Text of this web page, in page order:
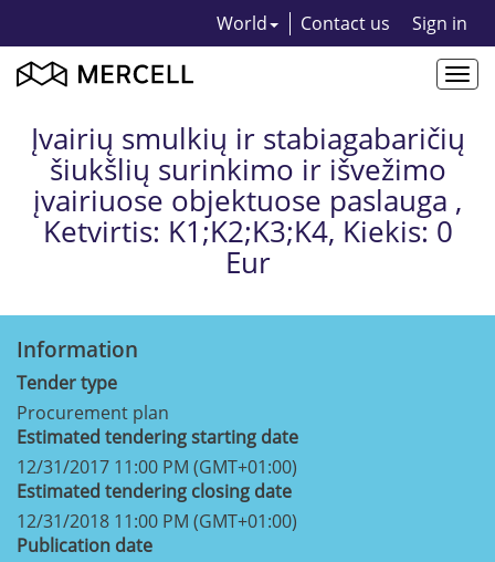
World Contact us Sign in
Įvairių smulkių ir stabiagabaričių
šiukšlių surinkimo ir išvežimo
įvairiuose objektuose paslauga ,
Ketvirtis: K1;K2;K3;K4, Kiekis: 0
Eur
Information
Tender type
Procurement plan
Estimated tendering starting date
12/31/2017 11:00 PM (GMT+01:00)
Estimated tendering closing date
12/31/2018 11:00 PM (GMT+01:00)
Publication date